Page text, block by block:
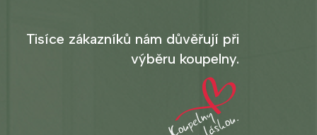
Tisíce zákazníků nám důvěřují při
výběru koupelny.